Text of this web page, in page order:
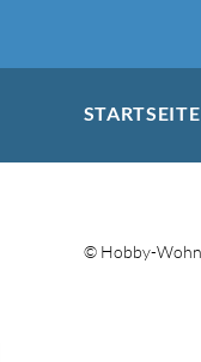
STARTSEITE
© Hobby-